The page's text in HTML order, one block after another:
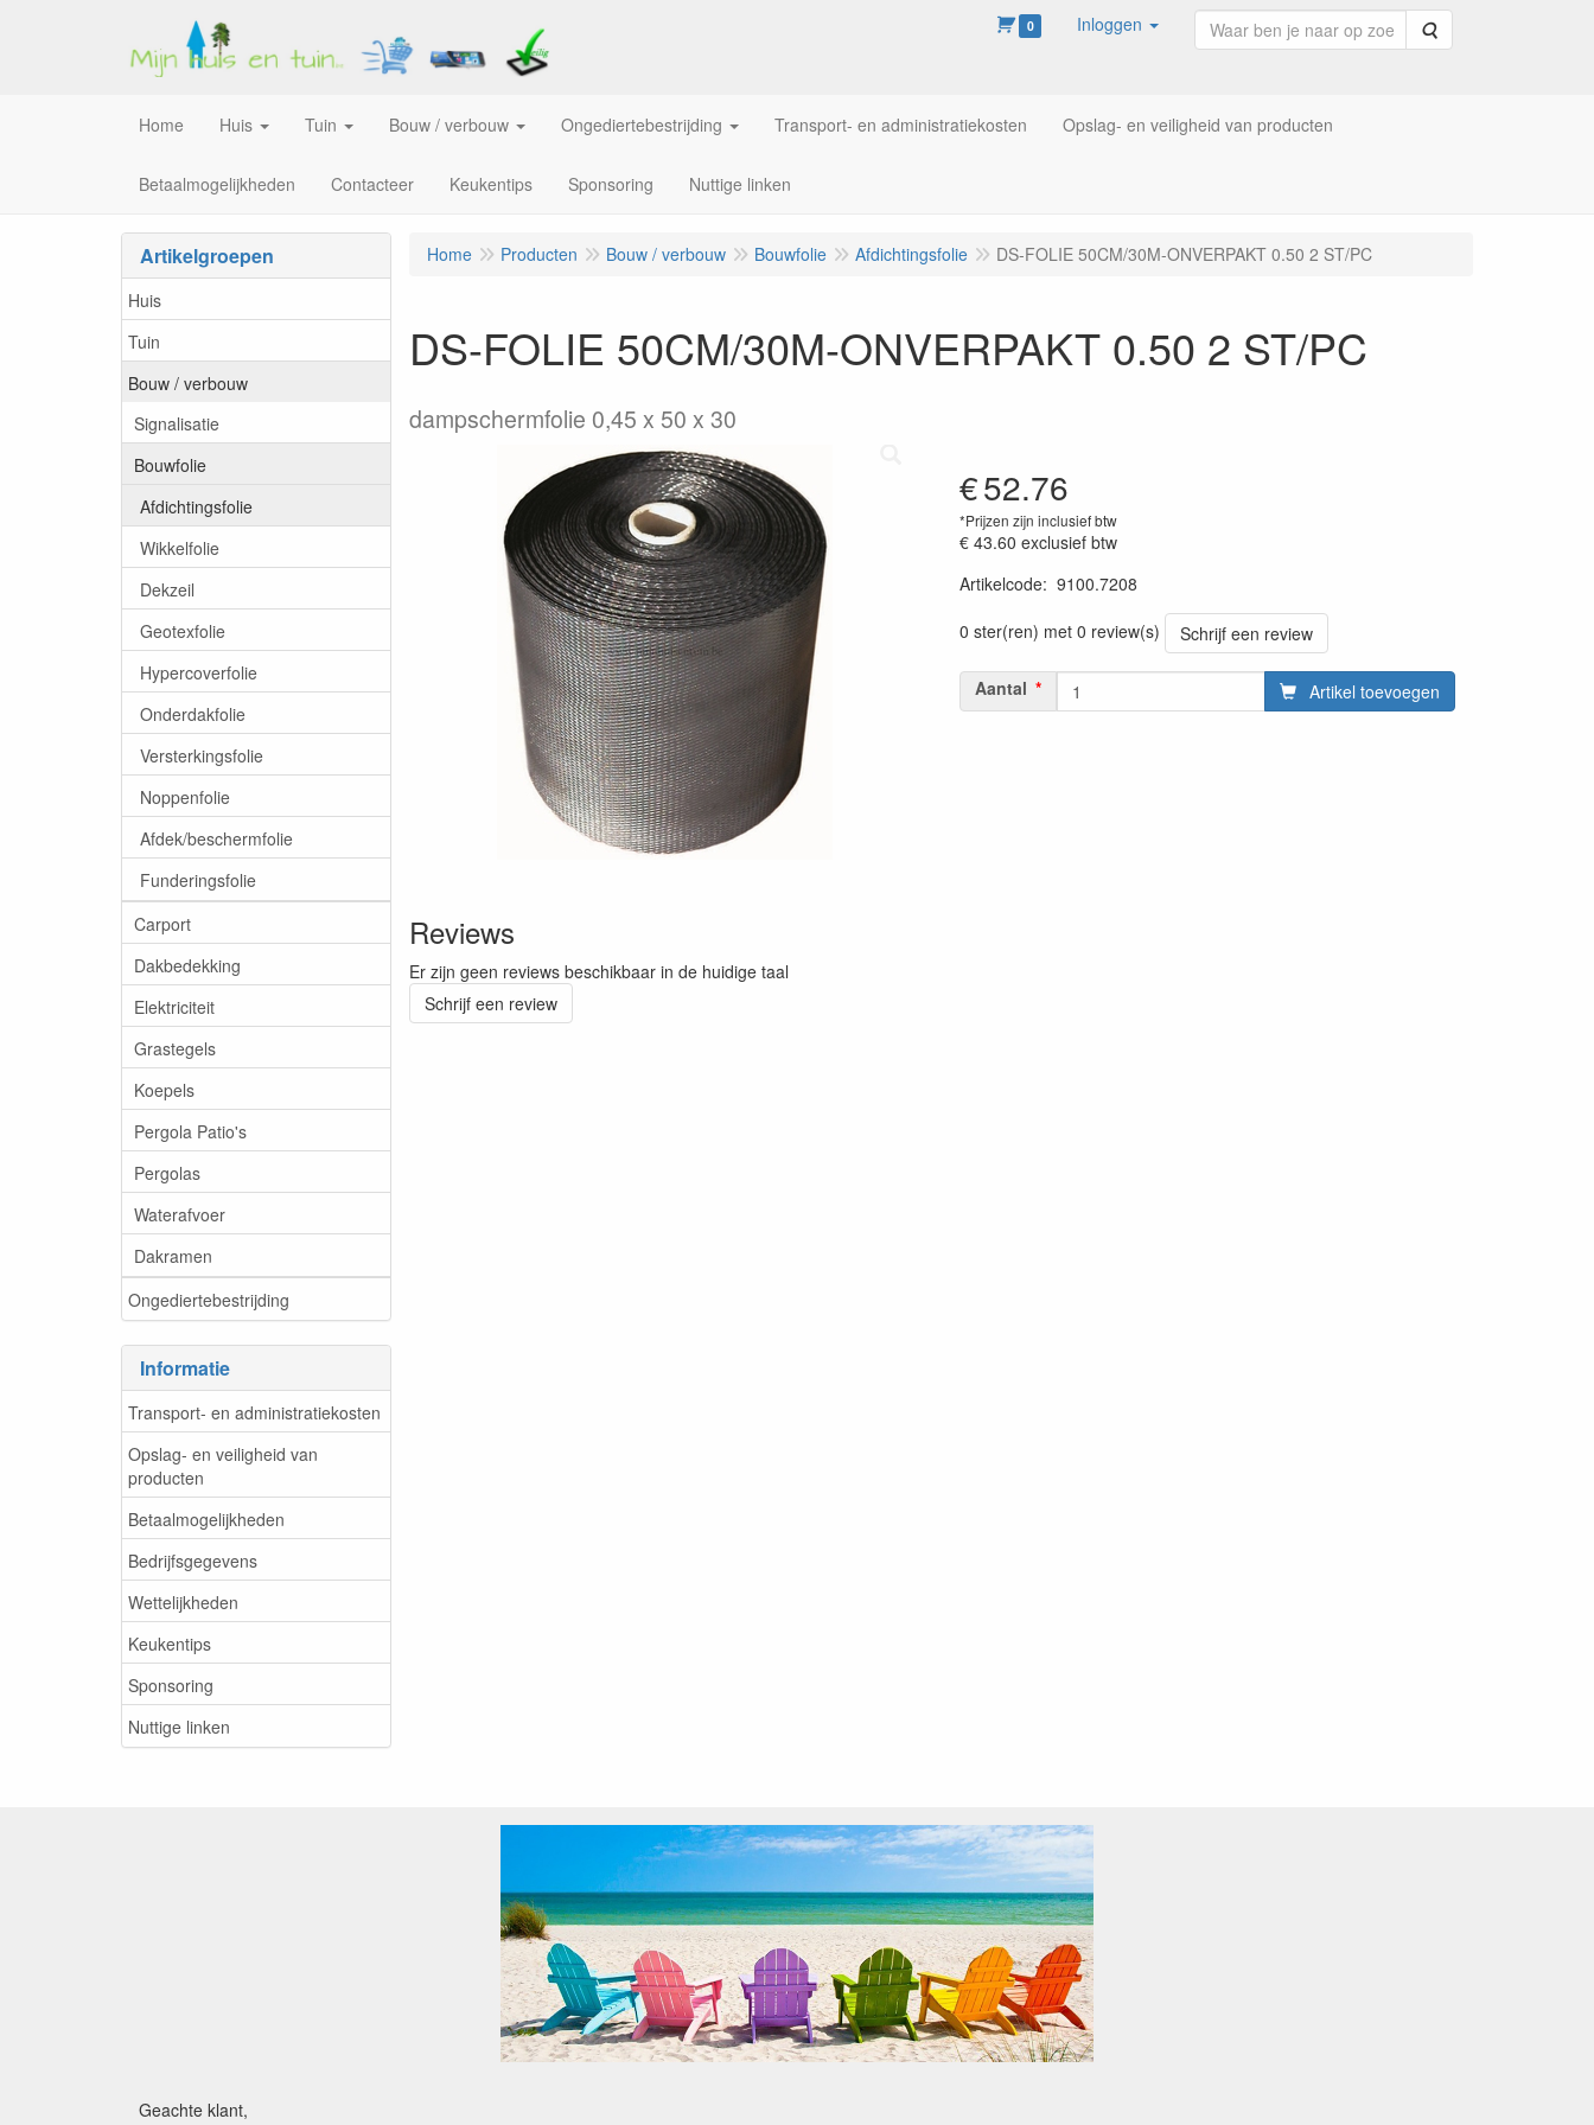
0 Inloggen Zoeken
Home Huis Tuin Bouw / verbouw Ongediertebestrijding Transport- en administratiekosten Opslag- en veiligheid van producten
Betaalmogelijkheden Contacteer Keukentips Sponsoring Nuttige linken
Artikelgroepen
Huis
Tuin
Bouw / verbouw
Signalisatie
Bouwfolie
Afdichtingsfolie
Wikkelfolie
Dekzeil
Geotexfolie
Hypercoverfolie
Onderdakfolie
Versterkingsfolie
Noppenfolie
Afdek/beschermfolie
Funderingsfolie
Carport
Dakbedekking
Elektriciteit
Grastegels
Koepels
Pergola Patio's
Pergolas
Waterafvoer
Dakramen
Ongediertebestrijding
Informatie
Transport- en administratiekosten
Opslag- en veiligheid van
producten
Betaalmogelijkheden
Bedrijfsgegevens
Wettelijkheden
Keukentips
Sponsoring
Nuttige linken
Home Producten Bouw / verbouw Bouwfolie Afdichtingsfolie DS-FOLIE 50CM/30M-ONVERPAKT 0.50 2 ST/PC
DS-FOLIE 50CM/30M-ONVERPAKT 0.50 2 ST/PC
dampschermfolie 0,45 x 50 x 30
€52.76
*Prijzen zijn inclusief btw
€ 43.60 exclusief btw
Artikelcode: 9100.7208
0 ster(ren) met 0 review(s)
Schrijf een review
Aantal Artikel toevoegen
Reviews
Er zijn geen reviews beschikbaar in de huidige taal
Schrijf een review
Geachte klant,